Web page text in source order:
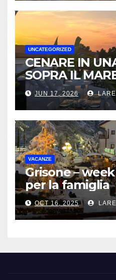
UNCATEGORIZED
CENARE IN
SOPRA IL
JUN 17, 2026
VACANZE
Grisone –
per la famiglia
OCT 16, 2025